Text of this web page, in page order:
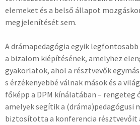
elemeket és a belső állapot
megjelenítését sem.
A drámapedagógia egyik
a bizalom kiépítésének, amelyhez
gyakorlatok, ahol a résztvevők
s érzékenyebbé válnak mások és a
főképp a DPM kínálatában – rengeteg
amelyek segítik a (dráma)pedagógusi
biztosította a konferencia résztvevőit